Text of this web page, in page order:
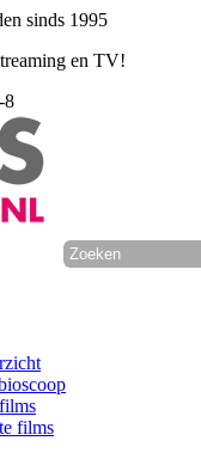
sinds 1995
en TV!
8
films